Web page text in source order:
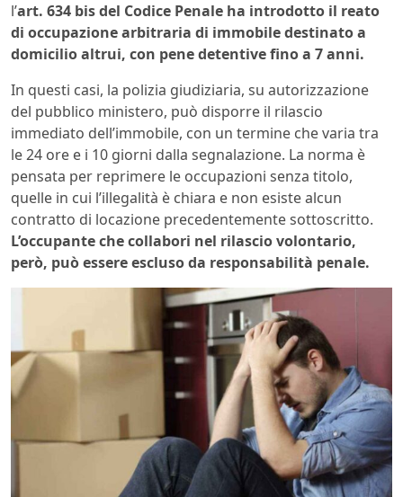
l’art. 634 bis del Codice Penale ha introdotto il reato
di occupazione arbitraria di immobile destinato a
domicilio altrui, con pene detentive fino a 7 anni.
In questi casi, la polizia giudiziaria, su autorizzazione
del pubblico ministero, può disporre il rilascio
immediato dell’immobile, con un termine che varia tra
le 24 ore e i 10 giorni dalla segnalazione. La norma è
pensata per reprimere le occupazioni senza titolo,
quelle in cui l’illegalità è chiara e non esiste alcun
contratto di locazione precedentemente sottoscritto.
L’occupante che collabori nel rilascio volontario,
però, può essere escluso da responsabilità penale.